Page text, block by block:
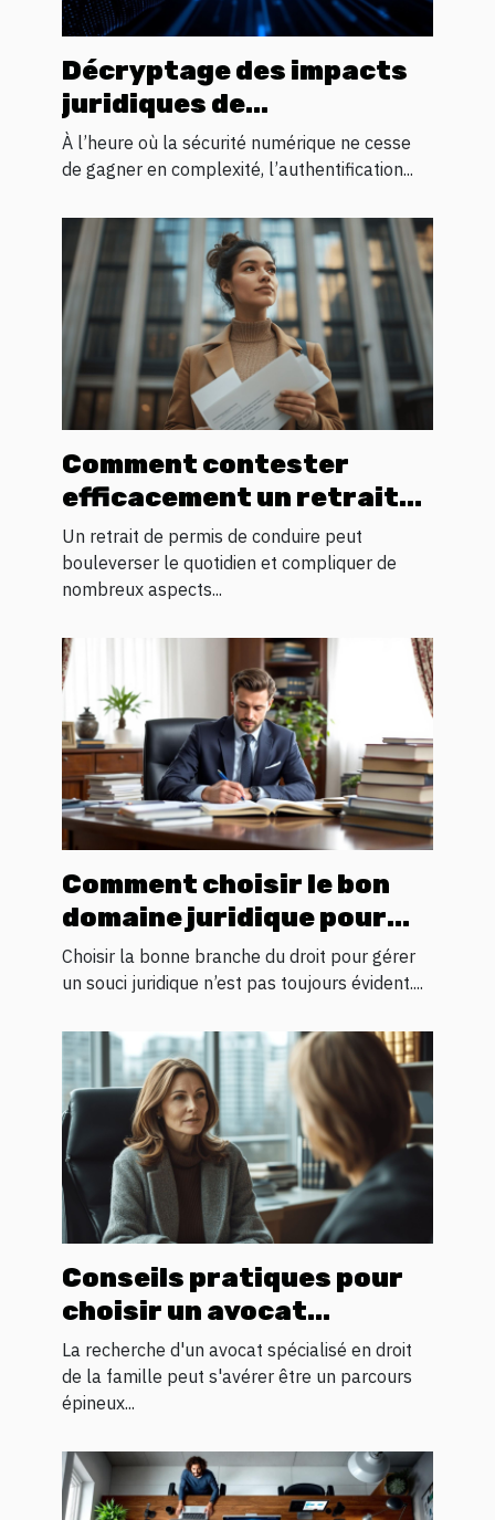
Décryptage des impacts
juridiques de
l'authentification
biométrique
À l’heure où la sécurité numérique ne cesse
de gagner en complexité, l’authentification...
Comment contester
efficacement un retrait
de permis de conduire ?
Un retrait de permis de conduire peut
bouleverser le quotidien et compliquer de
nombreux aspects...
Comment choisir le bon
domaine juridique pour
votre problème
Choisir la bonne branche du droit pour gérer
un souci juridique n’est pas toujours évident....
Conseils pratiques pour
choisir un avocat
spécialisé en droit
familial
La recherche d'un avocat spécialisé en droit
de la famille peut s'avérer être un parcours
épineux...